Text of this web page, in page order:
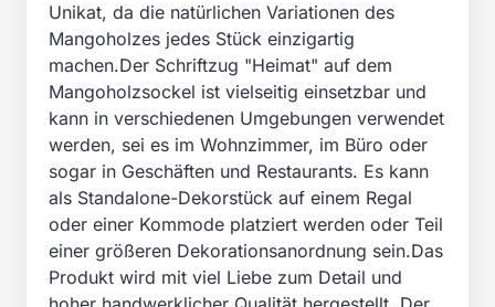
Unikat, da die natürlichen Variationen des
Mangoholzes jedes Stück einzigartig
machen.Der Schriftzug "Heimat" auf dem
Mangoholzsockel ist vielseitig einsetzbar und
kann in verschiedenen Umgebungen verwendet
werden, sei es im Wohnzimmer, im Büro oder
sogar in Geschäften und Restaurants. Es kann
als Standalone-Dekorstück auf einem Regal
oder einer Kommode platziert werden oder Teil
einer größeren Dekorationsanordnung sein.Das
Produkt wird mit viel Liebe zum Detail und